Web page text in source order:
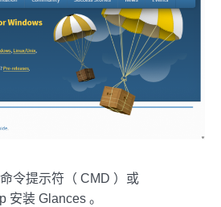
令提示符（ CMD ）或
安装 Glances 。